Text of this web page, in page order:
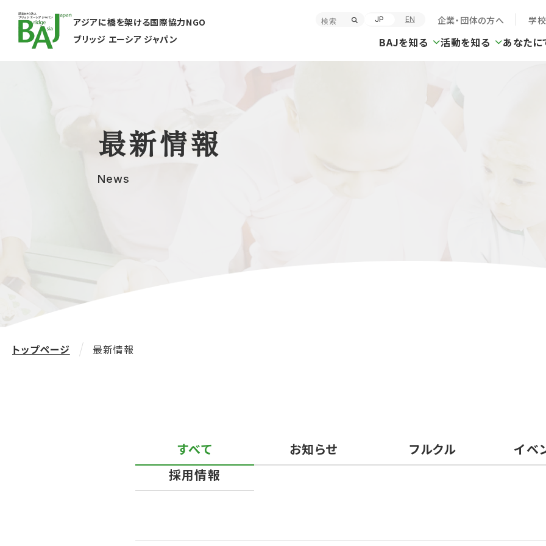
アジアに橋を架ける国際協力NGO
ブリッジ エーシア ジャパン
JP EN 企業・団体の方へ 学
BAJを知る 活動を知る あなたに
最新情報
News
トップページ 最新情報
すべて お知らせ フルクル
イベ
採用情報